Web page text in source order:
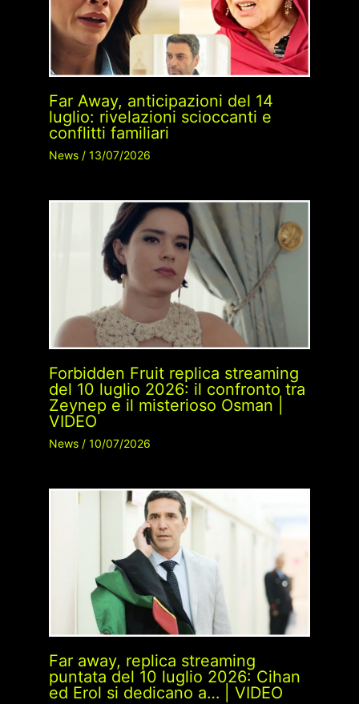
Far Away, anticipazioni del 14
luglio: rivelazioni scioccanti e
conflitti familiari
News/ 13/07/2026
Forbidden Fruit replica streaming
del 10 luglio 2026: il confronto tra
Zeynep e il misterioso Osman |
VIDEO
News/ 10/07/2026
Far away, replica streaming
puntata del 10 luglio 2026: Cihan
ed Erol si dedicano a… | VIDEO